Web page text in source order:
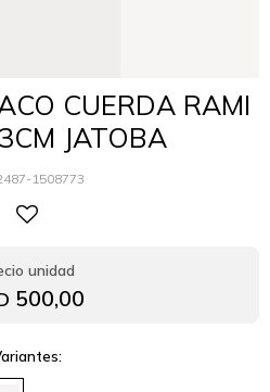
CUERDA RAMI
JATOBA
1508773
500,00